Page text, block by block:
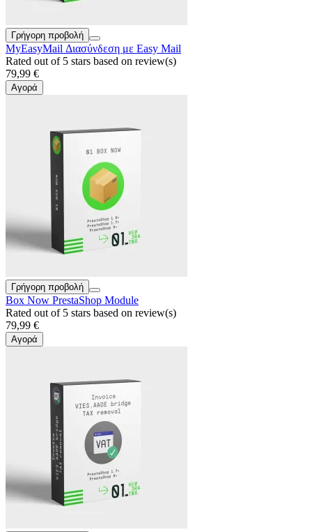
Γρήγορη προβολή
MyEasyMail Διασύνδεση με Easy Mail
Rated out of 5 stars based on review(s)
79,99 €
Αγορά
Γρήγορη προβολή
Box Now PrestaShop Module
Rated out of 5 stars based on review(s)
79,99 €
Αγορά